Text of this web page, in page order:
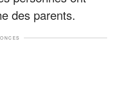
des parents.